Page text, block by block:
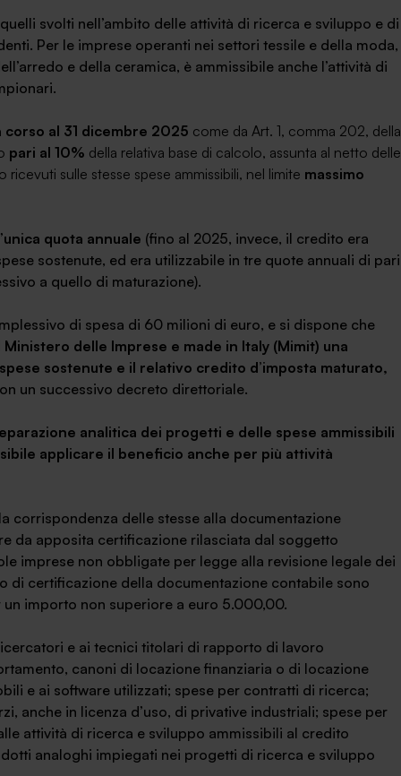
svolti nell’ambito delle attività di ricerca e sviluppo e di
Per le imprese operanti nei settori tessile e della moda,
e della ceramica, è ammissibile anche l’attività di
corso al 31 dicembre 2025 come da Art. 1, comma 202, della
pari al 10% della relativa base di calcolo, assunta al netto delle
sulle stesse spese ammissibili, nel limite massimo
unica quota annuale (fino al 2025, invece, il credito era
sostenute, ed era utilizzabile in tre quote annuali di pari
a quello di maturazione).
di spesa di 60 milioni di euro, e si dispone che
delle Imprese e made in Italy (Mimit) una
sostenute e il relativo credito d’imposta maturato,
un successivo decreto direttoriale.
analitica dei progetti e delle spese ammissibili
applicare il beneficio anche per più attività
corrispondenza delle stesse alla documentazione
da apposita certificazione rilasciata dal soggetto
imprese non obbligate per legge alla revisione legale dei
di certificazione della documentazione contabile sono
un importo non superiore a euro 5.000,00.
e ai tecnici titolari di rapporto di lavoro
canoni di locazione finanziaria o di locazione
e ai software utilizzati; spese per contratti di ricerca;
anche in licenza d’uso, di privative industriali; spese per
attività di ricerca e sviluppo ammissibili al credito
analoghi impiegati nei progetti di ricerca e sviluppo